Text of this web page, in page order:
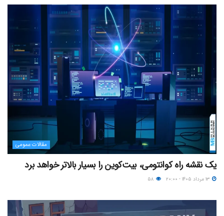
مقالات عمومی
یک نقشه راه کوانتومی، بیت‌کوین را بسیار بالاتر خواهد برد